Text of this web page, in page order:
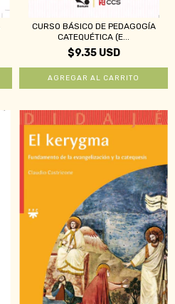
CURSO BÁSICO DE PEDAGOGÍA
CATEQUÉTICA (E...
$9.35 USD